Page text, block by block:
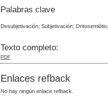
Palabras clave
Desubjetivación; Subjetivación;
Texto completo:
PDF
Enlaces refback
No hay ningún enlace refback.